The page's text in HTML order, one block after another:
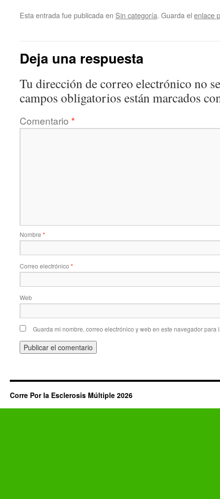
Esta entrada fue publicada en Sin categoría. Guarda el enlace
Deja una respuesta
Tu dirección de correo electrónico no
campos obligatorios están marcados
Comentario *
Nombre *
Correo electrónico *
Web
Guarda mi nombre, correo electrónico y web en este navegador para
Corre Por la Esclerosis Múltiple 2026